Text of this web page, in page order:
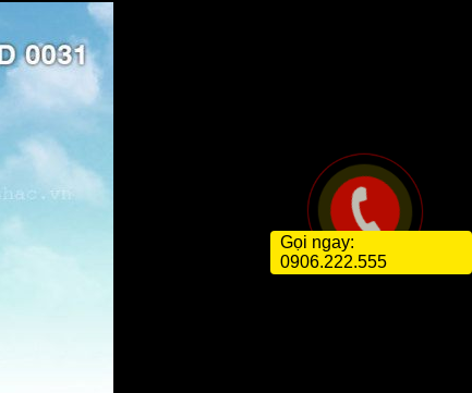
Gọi ngay:
0906.222.555